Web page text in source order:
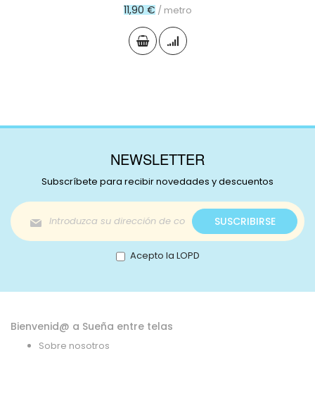
11,90 € / metro
NEWSLETTER
Subscríbete para recibir novedades y descuentos
Inscríbase
a
nuestro
boletín
de
SUSCRIBIRSE
Acepto la LOPD
Bienvenid@ a Sueña entre telas
Sobre nosotros